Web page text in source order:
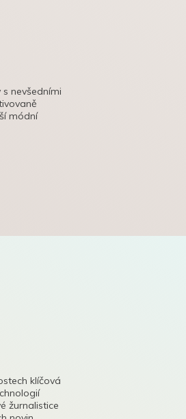
nevšedními
módní
klíčová
žurnalistice